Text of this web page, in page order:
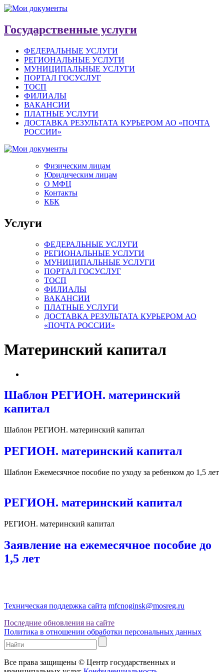
Государственные услуги
ФЕДЕРАЛЬНЫЕ УСЛУГИ
РЕГИОНАЛЬНЫЕ УСЛУГИ
МУНИЦИПАЛЬНЫЕ УСЛУГИ
ПОРТАЛ ГОСУСЛУГ
ТОСП
ФИЛИАЛЫ
ВАКАНСИИ
ПЛАТНЫЕ УСЛУГИ
ДОСТАВКА РЕЗУЛЬТАТА КУРЬЕРОМ АО «ПОЧТА
РОССИИ»
Физическим лицам
Юридическим лицам
О МФЦ
Контакты
КБК
Услуги
ФЕДЕРАЛЬНЫЕ УСЛУГИ
РЕГИОНАЛЬНЫЕ УСЛУГИ
МУНИЦИПАЛЬНЫЕ УСЛУГИ
ПОРТАЛ ГОСУСЛУГ
ТОСП
ФИЛИАЛЫ
ВАКАНСИИ
ПЛАТНЫЕ УСЛУГИ
ДОСТАВКА РЕЗУЛЬТАТА КУРЬЕРОМ АО
«ПОЧТА РОССИИ»
Материнский капитал
Шаблон РЕГИОН. материнский
капитал
Шаблон РЕГИОН. материнский капитал
РЕГИОН. материнский капитал
Шаблон Ежемесячное пособие по уходу за ребенком до 1,5 лет
РЕГИОН. материнский капитал
РЕГИОН. материнский капитал
Заявление на ежемесячное пособие до
1,5 лет
Техническая поддержка сайта mfcnoginsk@mosreg.ru
Последние обновления на сайте
Политика в отношении обработки персональных данных
Все права защищены © Центр государственных и